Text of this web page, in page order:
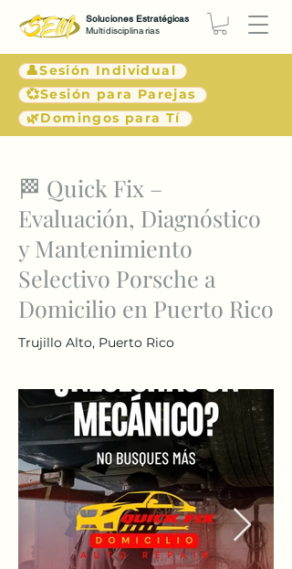
👤Sesión Individual
💞Sesión para Parejas
🌿Domingos para Tí
Soluciones Estratégicas
Multidisciplinarias
< Atrás
🏁 Quick Fix –
Evaluación, Diagnóstico
y Mantenimiento
Selectivo Porsche a
Domicilio en Puerto Rico
Trujillo Alto, Puerto Rico